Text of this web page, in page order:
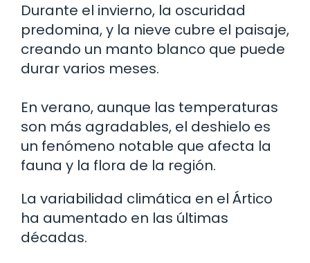
Durante el invierno, la oscuridad
predomina, y la nieve cubre el paisaje,
creando un manto blanco que puede
durar varios meses.
En verano, aunque las temperaturas
son más agradables, el deshielo es
un fenómeno notable que afecta la
fauna y la flora de la región.
La variabilidad climática en el Ártico
ha aumentado en las últimas
décadas.